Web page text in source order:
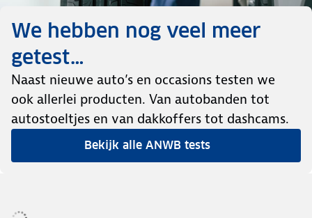
We hebben nog veel meer
getest…
Naast nieuwe auto’s en occasions testen we
ook allerlei producten. Van autobanden tot
autostoeltjes en van dakkoffers tot dashcams.
Bekijk alle ANWB tests